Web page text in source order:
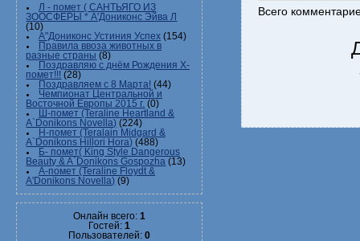
Л - помет ( САНТЬЯГО ИЗ
ЗООСФЕРЫ * А'Дониконс Эйва Л
(10)
А"Дониконс Устиния Успех (154)
Правила ввоза животных в
разные страны (8)
Поздравляю с днём Рождения Х-
помет!!! (28)
Поздравляем с 8 Марта! (44)
Чемпионат Центральной и
Восточной Европы 2015 г. (0)
Ш-помет (Teraline Heartland &
A`Donikons Novella) (224)
Н-помет (Teralain Midgard &
A`Donikons Hillori Hora) (488)
Б- помет( King Style Dangerous
Beauty & A`Donikons Gospozha (13)
А-помет (Teraline Floydt &
A'Donikons Novella) (9)
Онлайн всего: 1
Гостей: 1
Пользователей: 0
Всего